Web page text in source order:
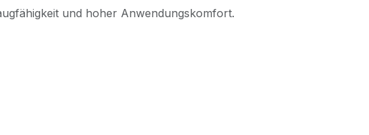
und hoher Anwendungskomfort.